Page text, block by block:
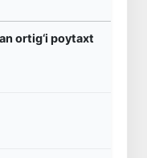
ortig‘i poytaxt